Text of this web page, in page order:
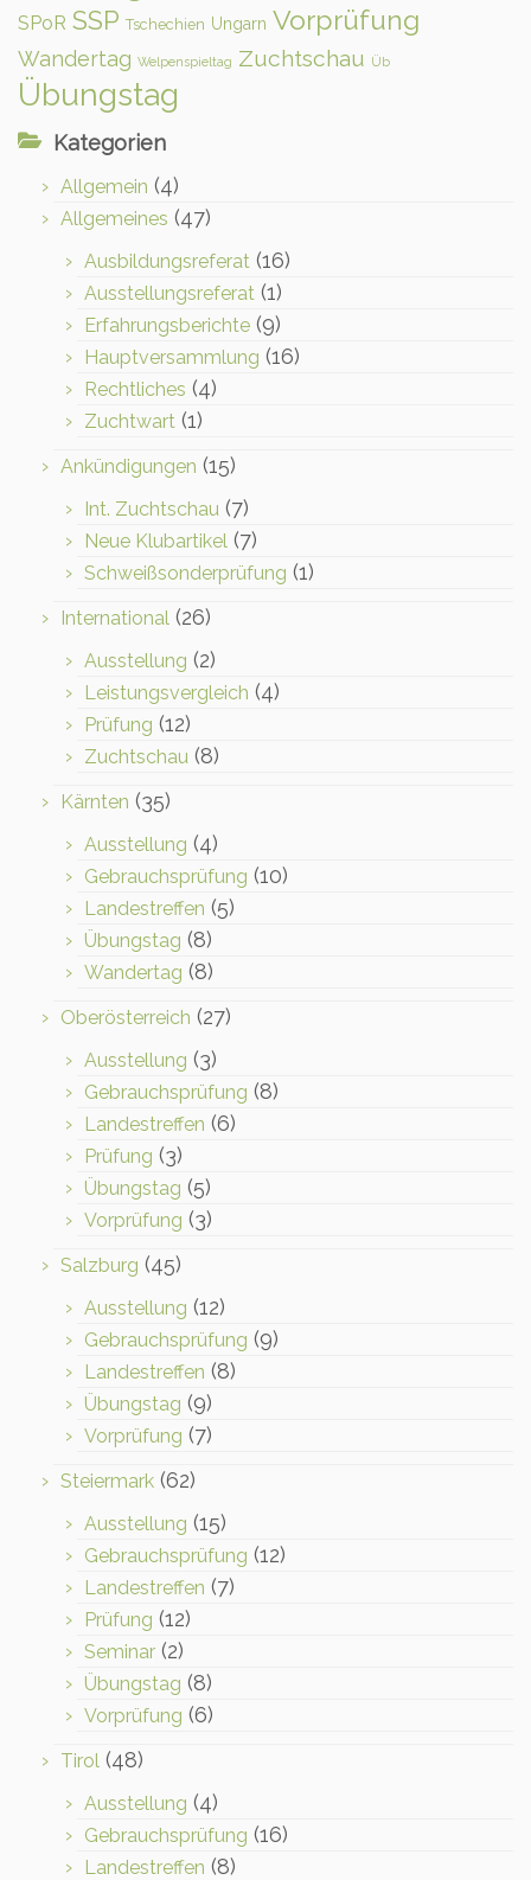
SPoR SSP Tschechien Ungarn Vorprüfung
Wandertag Welpenspieltag Zuchtschau Üb
Übungstag
Kategorien
Allgemein (4)
Allgemeines (47)
Ausbildungsreferat (16)
Ausstellungsreferat (1)
Erfahrungsberichte (9)
Hauptversammlung (16)
Rechtliches (4)
Zuchtwart (1)
Ankündigungen (15)
Int. Zuchtschau (7)
Neue Klubartikel (7)
Schweißsonderprüfung (1)
International (26)
Ausstellung (2)
Leistungsvergleich (4)
Prüfung (12)
Zuchtschau (8)
Kärnten (35)
Ausstellung (4)
Gebrauchsprüfung (10)
Landestreffen (5)
Übungstag (8)
Wandertag (8)
Oberösterreich (27)
Ausstellung (3)
Gebrauchsprüfung (8)
Landestreffen (6)
Prüfung (3)
Übungstag (5)
Vorprüfung (3)
Salzburg (45)
Ausstellung (12)
Gebrauchsprüfung (9)
Landestreffen (8)
Übungstag (9)
Vorprüfung (7)
Steiermark (62)
Ausstellung (15)
Gebrauchsprüfung (12)
Landestreffen (7)
Prüfung (12)
Seminar (2)
Übungstag (8)
Vorprüfung (6)
Tirol (48)
Ausstellung (4)
Gebrauchsprüfung (16)
Landestreffen (8)